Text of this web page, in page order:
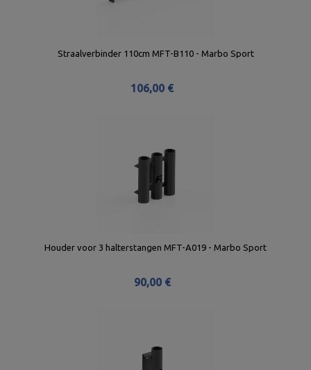
Straalverbinder 110cm MFT-B110 - Marbo Sport
106,00 €
Houder voor 3 halterstangen MFT-A019 - Marbo Sport
90,00 €